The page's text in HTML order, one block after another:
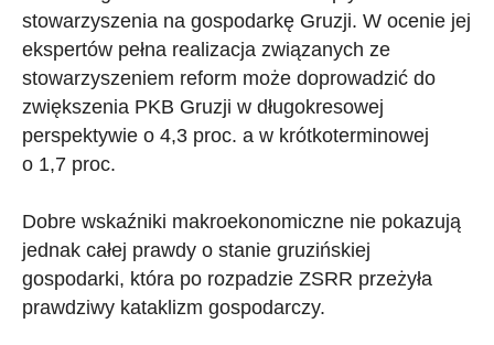
stowarzyszenia na gospodarkę Gruzji. W ocenie jej
ekspertów pełna realizacja związanych ze
stowarzyszeniem reform może doprowadzić do
zwiększenia PKB Gruzji w długokresowej
perspektywie o 4,3 proc. a w krótkoterminowej
o 1,7 proc.
Dobre wskaźniki makroekonomiczne nie pokazują
jednak całej prawdy o stanie gruzińskiej
gospodarki, która po rozpadzie ZSRR przeżyła
prawdziwy kataklizm gospodarczy.